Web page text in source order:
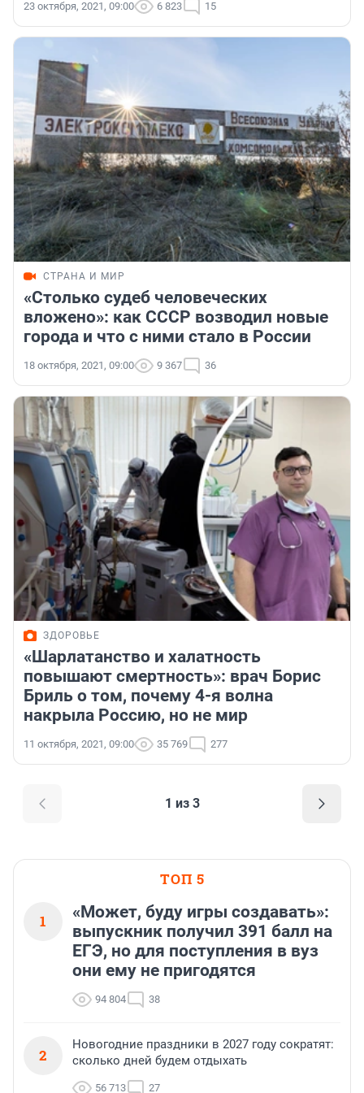
23 октября, 2021, 09:00 6 823 15
СТРАНА И МИР
«Столько судеб человеческих
вложено»: как СССР возводил новые
города и что с ними стало в России
18 октября, 2021, 09:00 9 367 36
ЗДОРОВЬЕ
«Шарлатанство и халатность
повышают смертность»: врач Борис
Бриль о том, почему 4-я волна
накрыла Россию, но не мир
11 октября, 2021, 09:00 35 769 277
1 из 3
ТОП 5
1
«Может, буду игры создавать»:
выпускник получил 391 балл на
ЕГЭ, но для поступления в вуз
они ему не пригодятся
94 804 38
2
Новогодние праздники в 2027 году сократят:
сколько дней будем отдыхать
56 713 27